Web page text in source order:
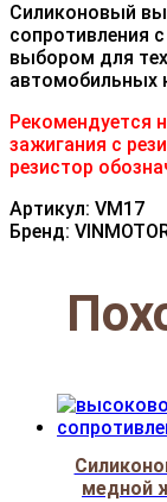
Силиконовый
сопротивления
выбором для
автомобильных
Рекомендуется
зажигания с
резистор
Артикул: VM17
Бренд:
медной